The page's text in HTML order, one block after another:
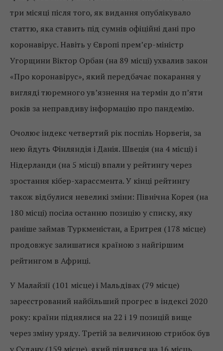
три місяці після того, як видання опублікувало
статтю, яка ставить під сумнів офіційні дані про
коронавірус. Навіть у Європі прем’єр-міністр
Угорщини Віктор Орбан (на 89 місці) ухвалив закон
«Про коронавірус», який передбачає покарання у
вигляді тюремного ув’язнення на термін до п’яти
років за неправдиву інформацію про пандемію.
Очолює індекс четвертий рік поспіль Норвегія, за
нею йдуть Фінляндія і Данія. Швеція (на 4 місці) і
Нідерланди (на 5 місці) впали у рейтингу через
зростання кібер-харассмента. У кінці рейтингу
також відбулися невеликі зміни: Північна Корея (на
180 місці) посіла останню позицію у списку, яку
раніше займав Туркменістан, а Еритрея (178 місце)
продовжує залишатися країною з найгіршим
рейтингом в Африці.
У Малайзії (101 місце) і Мальдівах (79 місце)
зареєстрований найбільший прогрес в індексі 2020
року: країни піднялися на 22 і 19 позицій вище
через зміну уряду. Третій за величиною стрибок був